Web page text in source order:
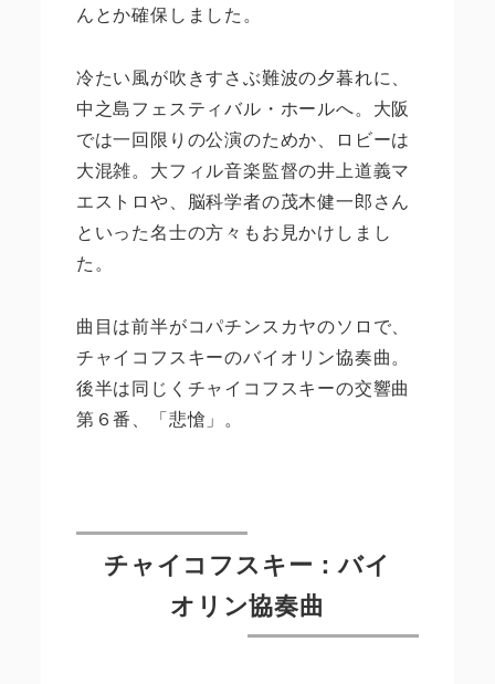
んとか確保しました。
冷たい風が吹きすさぶ難波の夕暮れに、
中之島フェスティバル・ホールへ。大阪
では一回限りの公演のためか、ロビーは
大混雑。大フィル音楽監督の井上道義マ
エストロや、脳科学者の茂木健一郎さん
といった名士の方々もお見かけしまし
た。
曲目は前半がコパチンスカヤのソロで、
チャイコフスキーのバイオリン協奏曲。
後半は同じくチャイコフスキーの交響曲
第６番、「悲愴」。
チャイコフスキー：バイ
オリン協奏曲